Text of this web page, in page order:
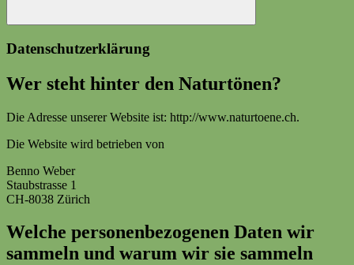
Suchen
Datenschutzerklärung
Wer steht hinter den Naturtönen?
Die Adresse unserer Website ist: http://www.naturtoene.ch.
Die Website wird betrieben von
Benno Weber
Staubstrasse 1
CH-8038 Zürich
Welche personenbezogenen Daten wir
sammeln und warum wir sie sammeln